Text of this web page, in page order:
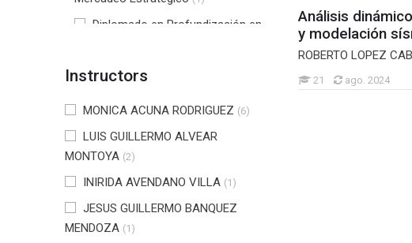
Análisis
y modelación
ROBERTO LOPEZ
21 ago. 2024
Diplomado en Profundización en
software para la industria 4.0(4)
Diplomado en NIIF(3)
Diplomado en profundización en
gestión tributaria(1)
DIPLOMADO PROFUNDIZACIÓN
EN INTERVENCIÓN PSICOSOCIAL
Instructors
MONICA ACUNA RODRIGUEZ (6)
LUIS GUILLERMO ALVEAR
MONTOYA (2)
INIRIDA AVENDANO VILLA (1)
JESUS GUILLERMO BANQUEZ
MENDOZA (1)